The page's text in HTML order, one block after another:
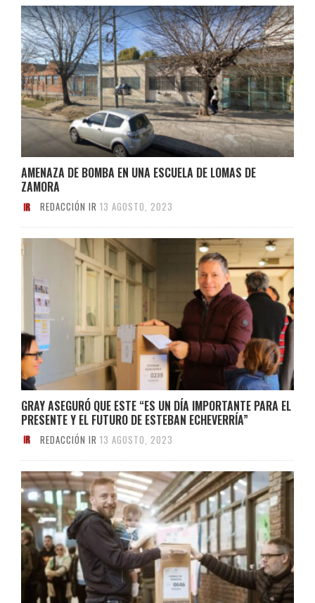
AMENAZA DE BOMBA EN UNA ESCUELA DE LOMAS DE
ZAMORA
REDACCIÓN IR 13 AGOSTO, 2023
GRAY ASEGURÓ QUE ESTE “ES UN DÍA IMPORTANTE PARA EL
PRESENTE Y EL FUTURO DE ESTEBAN ECHEVERRÍA”
REDACCIÓN IR 13 AGOSTO, 2023